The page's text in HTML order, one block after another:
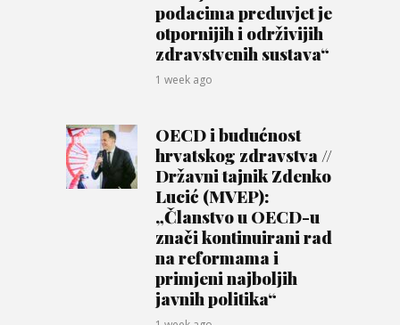
podacima preduvjet je
otpornijih i održivijih
zdravstvenih sustava“
1 week ago
OECD i budućnost
hrvatskog zdravstva //
Državni tajnik Zdenko
Lucić (MVEP):
„Članstvo u OECD-u
znači kontinuirani rad
na reformama i
primjeni najboljih
javnih politika“